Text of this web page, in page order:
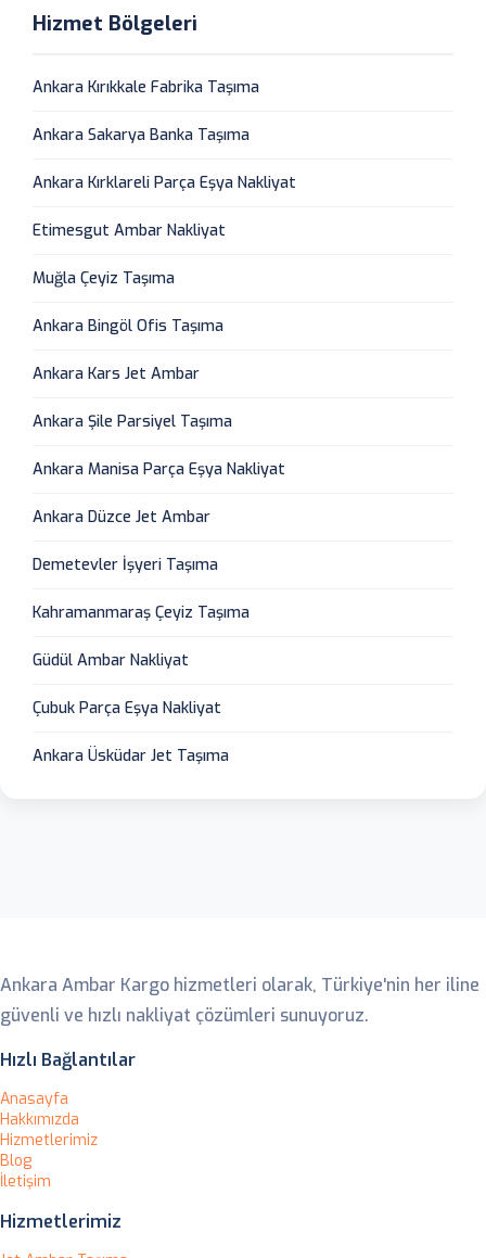
Hizmet Bölgeleri
Ankara Kırıkkale Fabrika Taşıma
Ankara Sakarya Banka Taşıma
Ankara Kırklareli Parça Eşya Nakliyat
Etimesgut Ambar Nakliyat
Muğla Çeyiz Taşıma
Ankara Bingöl Ofis Taşıma
Ankara Kars Jet Ambar
Ankara Şile Parsiyel Taşıma
Ankara Manisa Parça Eşya Nakliyat
Ankara Düzce Jet Ambar
Demetevler İşyeri Taşıma
Kahramanmaraş Çeyiz Taşıma
Güdül Ambar Nakliyat
Çubuk Parça Eşya Nakliyat
Ankara Üsküdar Jet Taşıma
Ankara Ambar Kargo hizmetleri olarak, Türkiye'nin her iline
güvenli ve hızlı nakliyat çözümleri sunuyoruz.
Hızlı Bağlantılar
Anasayfa
Hakkımızda
Hizmetlerimiz
Blog
İletişim
Hizmetlerimiz